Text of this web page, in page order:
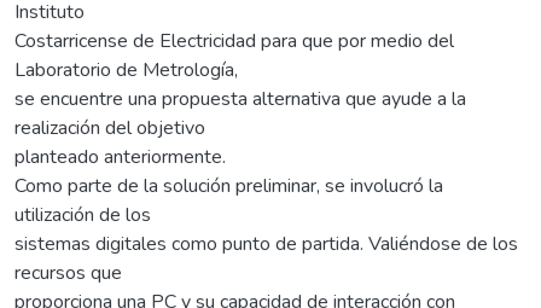
Instituto
Costarricense de Electricidad para que por medio del
Laboratorio de Metrología,
se encuentre una propuesta alternativa que ayude a la
realización del objetivo
planteado anteriormente.
Como parte de la solución preliminar, se involucró la
utilización de los
sistemas digitales como punto de partida. Valiéndose de los
recursos que
proporciona una PC y su capacidad de interacción con